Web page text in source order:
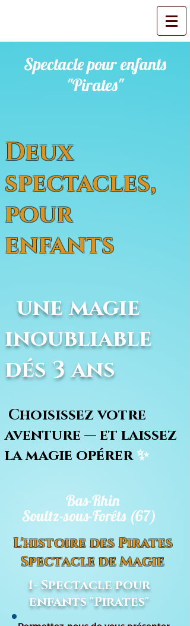
Spectacle pour enfants
"Pirates"
Deux
spectacles,
pour
enfants
une magie
inoubliable
dés 3 ans
Choisissez votre
aventure — et laissez
la magie opérer✨
Soultz-sous-Forêts (67)
Bas-Rhin
L'histoire des Pirates
Spectacle de Magie
1- Spectacle pour
enfants "Pirates"